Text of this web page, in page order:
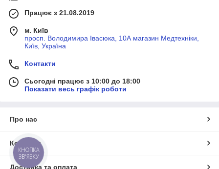
Працює з 21.08.2019
м. Київ
просп. Володимира Івасюка, 10А магазин Медтехніки,
Київ, Україна
Контакти
Сьогодні працює з 10:00 до 18:00
Показати весь графік роботи
Про нас
Контакти
Доставка та оплата
КНОПКА
ЗВ'ЯЗКУ